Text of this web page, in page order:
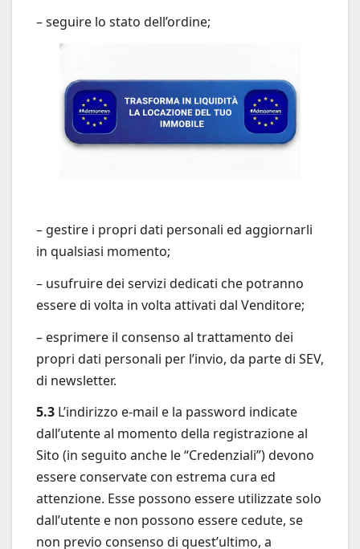
– seguire lo stato dell’ordine;
– gestire i propri dati personali ed aggiornarli
in qualsiasi momento;
– usufruire dei servizi dedicati che potranno
essere di volta in volta attivati dal Venditore;
– esprimere il consenso al trattamento dei
propri dati personali per l’invio, da parte di SEV,
di newsletter.
5.3 L’indirizzo e-mail e la password indicate
dall’utente al momento della registrazione al
Sito (in seguito anche le “Credenziali”) devono
essere conservate con estrema cura ed
attenzione. Esse possono essere utilizzate solo
dall’utente e non possono essere cedute, se
non previo consenso di quest’ultimo, a